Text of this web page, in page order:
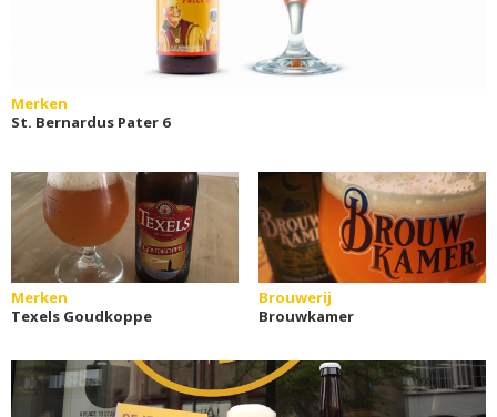
Merken
St. Bernardus Pater 6
Merken
Texels Goudkoppe
Brouwerij
Brouwkamer